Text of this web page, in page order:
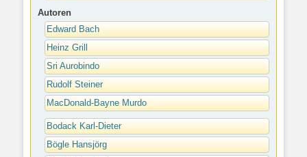
Autoren
Edward Bach
Heinz Grill
Sri Aurobindo
Rudolf Steiner
MacDonald-Bayne Murdo
Bodack Karl-Dieter
Bögle Hansjörg